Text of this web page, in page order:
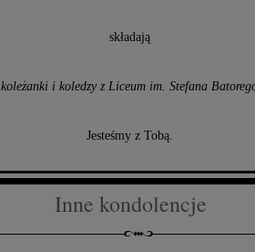
składają
koleżanki i koledzy z Liceum im. Stefana
Jesteśmy z Tobą.
Inne kondolencje